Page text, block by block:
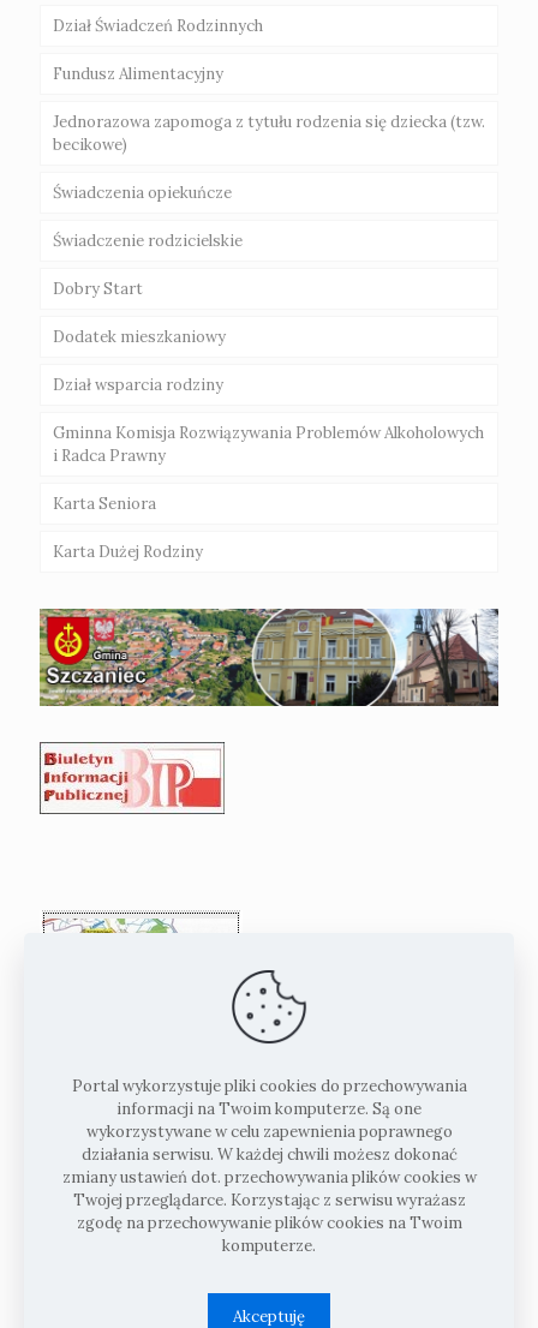
Dział Świadczeń Rodzinnych
Fundusz Alimentacyjny
Jednorazowa zapomoga z tytułu rodzenia się dziecka (tzw.
becikowe)
Świadczenia opiekuńcze
Świadczenie rodzicielskie
Dobry Start
Dodatek mieszkaniowy
Dział wsparcia rodziny
Gminna Komisja Rozwiązywania Problemów Alkoholowych
i Radca Prawny
Karta Seniora
Karta Dużej Rodziny
Portal wykorzystuje pliki cookies do przechowywania
informacji na Twoim komputerze. Są one
wykorzystywane w celu zapewnienia poprawnego
działania serwisu. W każdej chwili możesz dokonać
zmiany ustawień dot. przechowywania plików cookies w
Twojej przeglądarce. Korzystając z serwisu wyrażasz
zgodę na przechowywanie plików cookies na Twoim
komputerze.
Akceptuję